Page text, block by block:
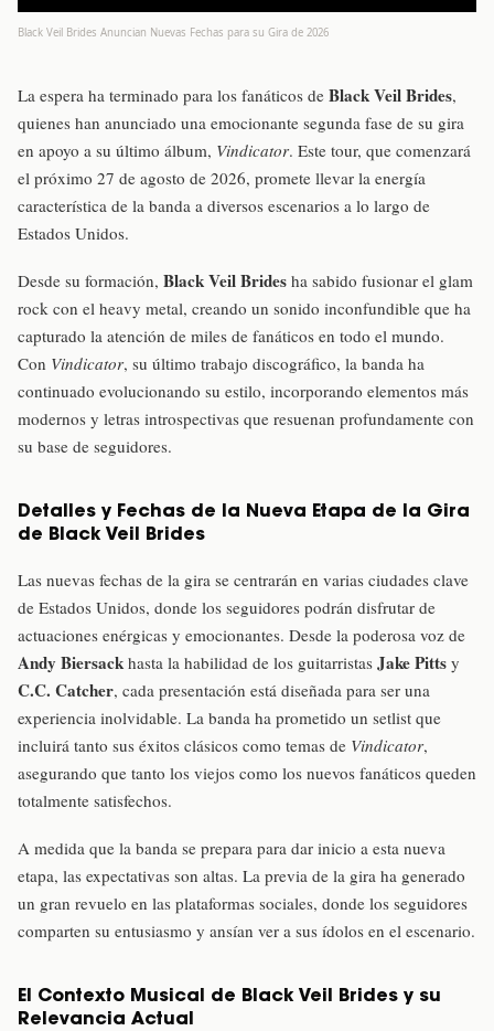
Black Veil Brides Anuncian Nuevas Fechas para su Gira de 2026
La espera ha terminado para los fanáticos de Black Veil Brides,
quienes han anunciado una emocionante segunda fase de su gira
en apoyo a su último álbum, Vindicator. Este tour, que comenzará
el próximo 27 de agosto de 2026, promete llevar la energía
característica de la banda a diversos escenarios a lo largo de
Estados Unidos.
Desde su formación, Black Veil Brides ha sabido fusionar el glam
rock con el heavy metal, creando un sonido inconfundible que ha
capturado la atención de miles de fanáticos en todo el mundo.
Con Vindicator, su último trabajo discográfico, la banda ha
continuado evolucionando su estilo, incorporando elementos más
modernos y letras introspectivas que resuenan profundamente con
su base de seguidores.
Detalles y Fechas de la Nueva Etapa de la Gira
de Black Veil Brides
Las nuevas fechas de la gira se centrarán en varias ciudades clave
de Estados Unidos, donde los seguidores podrán disfrutar de
actuaciones enérgicas y emocionantes. Desde la poderosa voz de
Andy Biersack hasta la habilidad de los guitarristas Jake Pitts y
C.C. Catcher, cada presentación está diseñada para ser una
experiencia inolvidable. La banda ha prometido un setlist que
incluirá tanto sus éxitos clásicos como temas de Vindicator,
asegurando que tanto los viejos como los nuevos fanáticos queden
totalmente satisfechos.
A medida que la banda se prepara para dar inicio a esta nueva
etapa, las expectativas son altas. La previa de la gira ha generado
un gran revuelo en las plataformas sociales, donde los seguidores
comparten su entusiasmo y ansían ver a sus ídolos en el escenario.
El Contexto Musical de Black Veil Brides y su
Relevancia Actual